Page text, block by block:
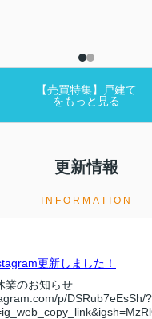
【売買特集】戸建て
をもっと見る
更新情報
INFORMATION
更新しました！
業のお知らせ
p/DSRub7eEsSh/?